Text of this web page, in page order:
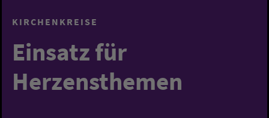
KIRCHENKREISE
Einsatz für
Herzensthemen